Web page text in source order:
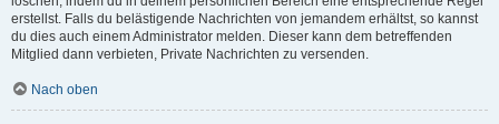
erstellst. Falls du belästigende Nachrichten von jemandem erhältst, so kannst
du dies auch einem Administrator melden. Dieser kann dem betreffenden
Mitglied dann verbieten, Private Nachrichten zu versenden.
Nach oben